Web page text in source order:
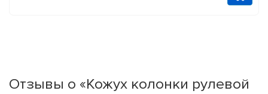
Отзывы о «Кожух колонки рулевой